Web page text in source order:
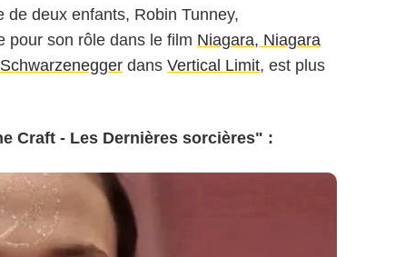
deux enfants, Robin Tunney,
pour son rôle dans le film Niagara, Niagara
dans Vertical Limit, est plus
Craft - Les Dernières sorcières" :